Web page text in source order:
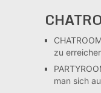
zu
man sich